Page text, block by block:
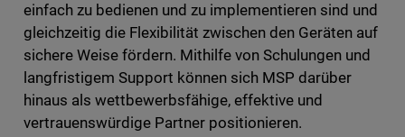
einfach zu bedienen und zu implementieren sind und
gleichzeitig die Flexibilität zwischen den Geräten auf
sichere Weise fördern. Mithilfe von Schulungen und
langfristigem Support können sich MSP darüber
hinaus als wettbewerbsfähige, effektive und
vertrauenswürdige Partner positionieren.